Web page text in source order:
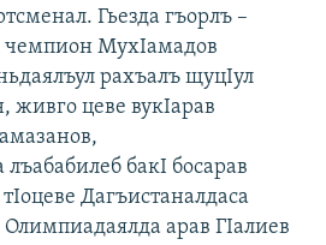
Гьезда гъорлъ –
чемпион МухIамадов
рахъалъ щуцIул
живго цеве вукIарав
лъабабилеб бакI босарав
Дагъистаналдаса
арав ГIалиев